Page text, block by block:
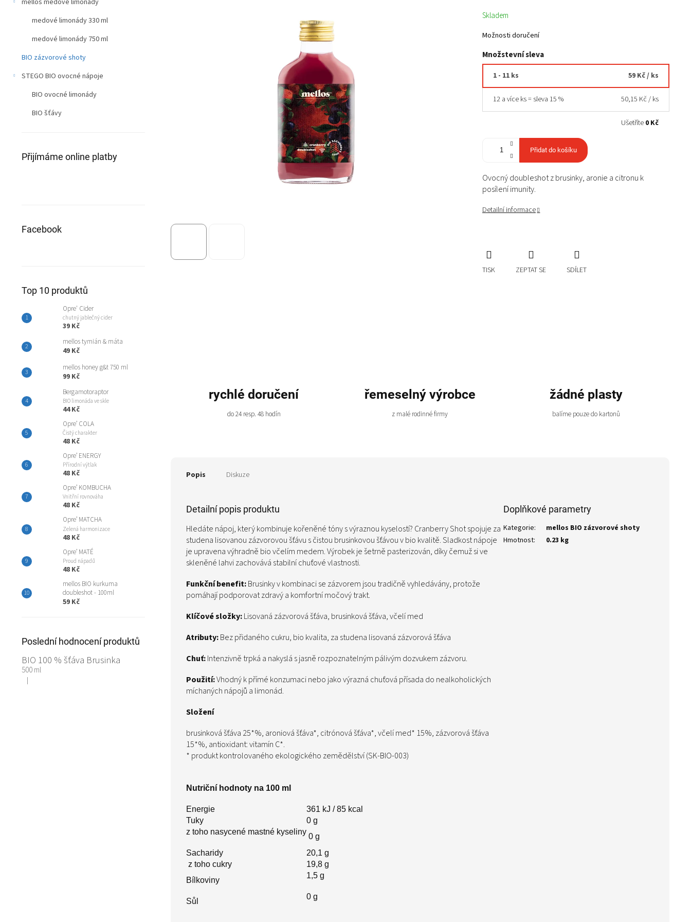
e
mellos medové limonády
medové limonády 330 ml
medové limonády 750 ml
BIO zázvorové shoty
STEGO BIO ovocné nápoje
BIO ovocné limonády
BIO šťávy
Přijímáme online platby
Facebook
Top 10 produktů
Opre' Cider
chutný jablečný cider
39 Kč
mellos tymián & máta
49 Kč
mellos honey g&t 750 ml
99 Kč
Bergamotoraptor
BIO limonáda ve skle
44 Kč
Opre’ COLA
Čistý charakter
48 Kč
Opre’ ENERGY
Přírodní výtlak
48 Kč
Opre’ KOMBUCHA
Vnitřní rovnováha
48 Kč
Opre’ MATCHA
Zelená harmonizace
48 Kč
Opre’ MATÉ
Proud nápadů
48 Kč
mellos BIO kurkuma
doubleshot - 100ml
59 Kč
Poslední hodnocení produktů
BIO 100 % šťáva Brusinka
500 ml
Hodnocení produktu je 5 z 5 hvězdiček.
|
Měrná
cena:
Skladem
Možnosti doručení
Množstevní sleva
1 - 11 ks 59 Kč/ ks
12 a více ks = sleva 15 % 50,15 Kč/ ks
Ušetříte 0 Kč
Přidat do košíku
Ovocný doubleshot z brusinky, aronie a citronu k
posílení imunity.
Detailní informace
TISK ZEPTAT SE SDÍLET
rychlé doručení
do 24 resp. 48 hodín
řemeselný výrobce
z malé rodinné firmy
žádné plasty
balíme pouze do kartonů
Popis Diskuze
Detailní popis produktu
Hledáte nápoj, který kombinuje kořeněné tóny s výraznou kyselostí? Cranberry Shot spojuje za
studena lisovanou zázvorovou šťávu s čistou brusinkovou šťávou v bio kvalitě. Sladkost nápoje
je upravena výhradně bio včelím medem. Výrobek je šetrně pasterizován, díky čemuž si ve
skleněné lahvi zachovává stabilní chuťové vlastnosti.
Funkční benefit:Brusinky v kombinaci se zázvorem jsou tradičně vyhledávány, protože
pomáhají podporovat zdravý a komfortní močový trakt.
Klíčové složky:Lisovaná zázvorová šťáva, brusinková šťáva, včelí med
Atributy:Bez přidaného cukru, bio kvalita, za studena lisovaná zázvorová šťáva
Chuť:Intenzivně trpká a nakyslá s jasně rozpoznatelným pálivým dozvukem zázvoru.
Použití:Vhodný k přímé konzumaci nebo jako výrazná chuťová přísada do nealkoholických
míchaných nápojů a limonád.
Složení
brusinková šťáva 25*%, aroniová šťáva*, citrónová šťáva*, včelí med* 15%, zázvorová šťáva
15*%, antioxidant: vitamín C*.
* produkt kontrolovaného ekologického zemědělství (SK-BIO-003)
Nutriční hodnoty na 100 ml
Energie
361 kJ / 85 kcal
Tuky
0 g
z toho nasycené mastné kyseliny
0 g
Sacharidy
20,1 g
z toho cukry
19,8 g
Bílkoviny
1,5 g
Sůl
0 g
Doplňkové parametry
Kategorie:
mellos BIO zázvorové shoty
Hmotnost: 0.23 kg